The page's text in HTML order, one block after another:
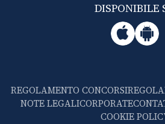
DISPONIBILE
REGOLAMENTO CONCORSI
NOTE LEGALICORPORATE
COOKIE